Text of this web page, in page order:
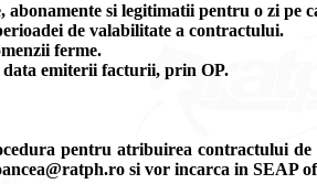
abonamente si legitimatii pentru o zi pe
de valabilitate a contractului.
ferme.
data emiterii facturii, prin OP.
pentru atribuirea contractului
si vor incarca in SEAP